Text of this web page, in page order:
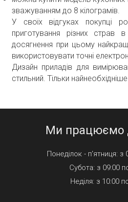
зважуванням до 8 кілограмів.
У своїх відгуках покупці
приготування різних страв
досягнення при цьому
використовувати точні
Дизайн приладів для
стильний. Тільки
Ми працюємо
Понеділок - п'ятниця: з
Субота: з 09:00
Неділя: з 10:00